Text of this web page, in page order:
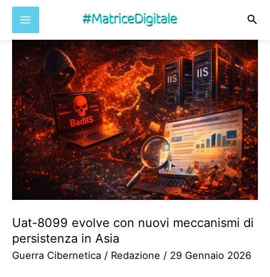
contenuto
Uat-8099 evolve con nuovi meccanismi di
persistenza in Asia
Guerra Cibernetica / Redazione / 29 Gennaio 2026